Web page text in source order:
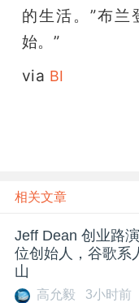
的生活。”布兰
始。”
via BI
相关文章
Jeff Dean 创业路
位创始人，谷歌系
山
高允毅 3小时前